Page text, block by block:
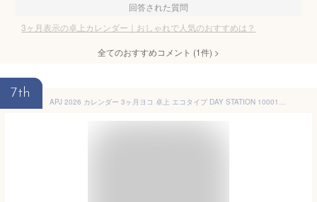
回答された質問
3ヶ月表示の卓上カレンダー｜おしゃれで人気のおすすめは？
全てのおすすめコメント (1件) >
7th
APJ 2026 カレンダー 3ヶ月ヨコ 卓上 エコタイプ DAY STATION 1000136851 日曜始まり メール便対応 メモ